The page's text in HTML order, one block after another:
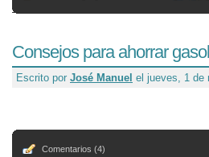
Consejos para ahorrar
Escrito por José Manuel el jueves, 1 de
Comentarios (4)